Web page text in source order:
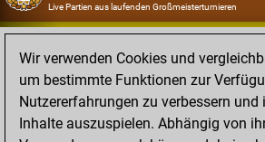
Live Partien aus laufenden Großmeisterturnieren
OPENINGS
Erfassen und Üben Sie Ihr Eröffnungsrepertoire
DATABASE
Acht Millionen starke Partien
Wir verwenden Cookies und
um bestimmte Funktionen zur
Nutzererfahrungen zu verbessern und
Inhalte auszuspielen. Abhängig von